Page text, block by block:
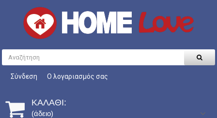
Σύνδεση Ο λογαριασμός σας
ΚΑΛΆΘΙ:
(άδειο)